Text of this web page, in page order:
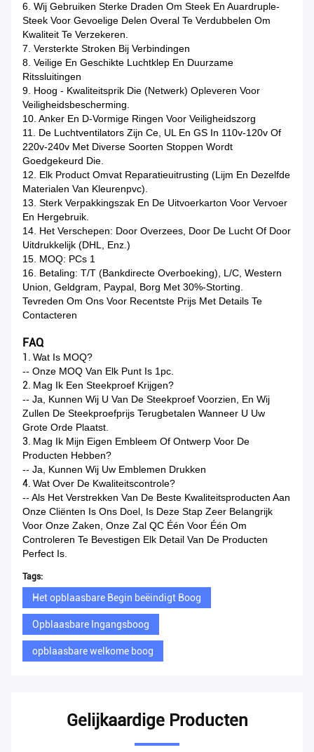
6. Wij Gebruiken Sterke Draden Om Steek En Auardruple-
Steek Voor Gevoelige Delen Overal Te Verdubbelen Om
Kwaliteit Te Verzekeren.
7. Versterkte Stroken Bij Verbindingen
8. Veilige En Geschikte Luchtklep En Duurzame
Ritssluitingen
9. Hoog - Kwaliteitsprik Die (netwerk) Opleveren Voor
Veiligheidsbescherming.
10. Anker En D-Vormige Ringen Voor Veiligheidszorg
11. De Luchtventilators Zijn Ce, UL En GS In 110v-120v Of
220v-240v Met Diverse Soorten Stoppen Wordt
Goedgekeurd Die.
12. Elk Product Omvat Reparatieuitrusting (lijm En Dezelfde
Materialen Van Kleurenpvc).
13. Sterk Verpakkingszak En De Uitvoerkarton Voor Vervoer
En Hergebruik.
14. Het Verschepen: Door Overzees, Door De Lucht Of Door
Uitdrukkelijk (DHL, Enz.)
15. MOQ: PCs 1
16. Betaling: T/T (bankdirecte Overboeking), L/C, Western
Union, Geldgram, Paypal, Borg Met 30%-Storting.
Tevreden Om Ons Voor Recentste Prijs Met Details Te
Contacteren
FAQ
1. Wat Is MOQ?
-- Onze MOQ Van Elk Punt Is 1pc.
2. Mag Ik Een Steekproef Krijgen?
-- Ja, Kunnen Wij U Van De Steekproef Voorzien, En Wij
Zullen De Steekproefprijs Terugbetalen Wanneer U Uw
Grote Orde Plaatst.
3. Mag Ik Mijn Eigen Embleem Of Ontwerp Voor De
Producten Hebben?
-- Ja, Kunnen Wij Uw Emblemen Drukken
4. Wat Over De Kwaliteitscontrole?
-- Als Het Verstrekken Van De Beste Kwaliteitsproducten Aan
Onze Cliënten Is Ons Doel, Is Deze Stap Zeer Belangrijk
Voor Onze Zaken, Onze Zal QC Één Voor Één Om
Controleren Te Bevestigen Elk Detail Van De Producten
Perfect Is.
Tags:
Het opblaasbare Begin beëindigt Boog
Opblaasbare Ingangsboog
opblaasbare welkome boog
Gelijkaardige Producten